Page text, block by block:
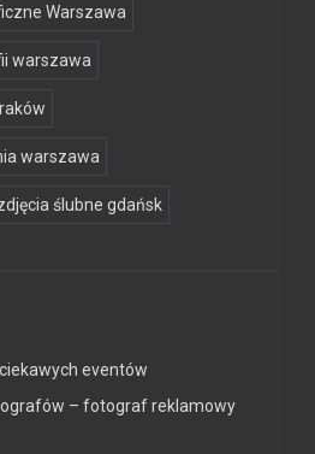
Warszawa
warszawa
warszawa
ślubne gdańsk
eventów
– fotograf reklamowy